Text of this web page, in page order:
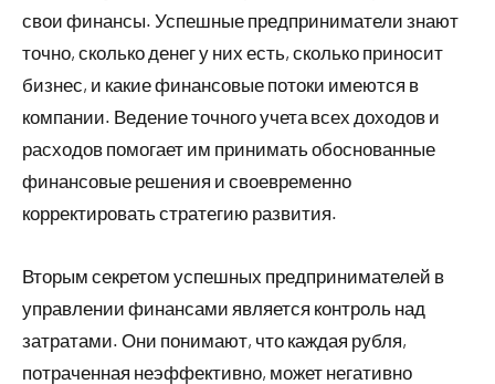
свои финансы. Успешные предприниматели знают
точно, сколько денег у них есть, сколько приносит
бизнес, и какие финансовые потоки имеются в
компании. Ведение точного учета всех доходов и
расходов помогает им принимать обоснованные
финансовые решения и своевременно
корректировать стратегию развития.
Вторым секретом успешных предпринимателей в
управлении финансами является контроль над
затратами. Они понимают, что каждая рубля,
потраченная неэффективно, может негативно